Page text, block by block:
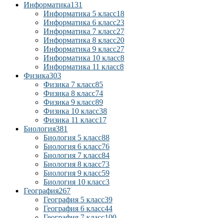
Информатика131
Информатика 5 класс18
Информатика 6 класс23
Информатика 7 класс27
Информатика 8 класс20
Информатика 9 класс27
Информатика 10 класс8
Информатика 11 класс8
Физика303
Физика 7 класс85
Физика 8 класс74
Физика 9 класс89
Физика 10 класс38
Физика 11 класс17
Биология381
Биология 5 класс88
Биология 6 класс76
Биология 7 класс84
Биология 8 класс73
Биология 9 класс59
Биология 10 класс3
География267
География 5 класс39
География 6 класс44